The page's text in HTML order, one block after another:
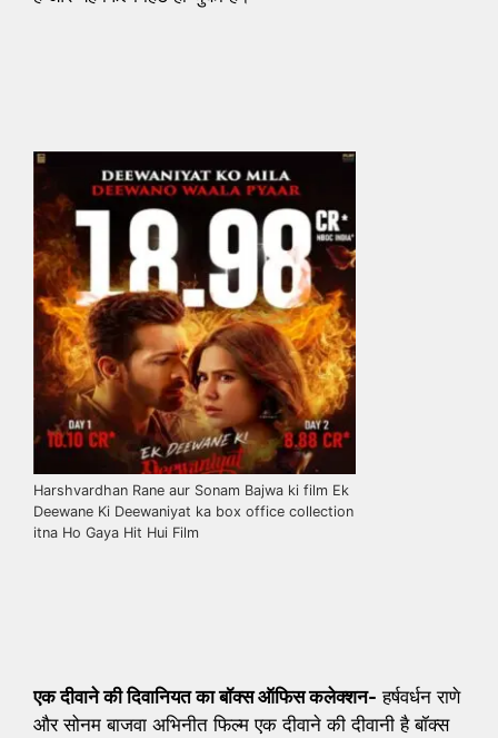
Harshvardhan Rane aur Sonam Bajwa ki film Ek
Deewane Ki Deewaniyat ka box office collection
itna Ho Gaya Hit Hui Film
एक दीवाने की दिवानियत का बॉक्स ऑफिस कलेक्शन- हर्षवर्धन राणे
और सोनम बाजवा अभिनीत फिल्म एक दीवाने की दीवानी है बॉक्स